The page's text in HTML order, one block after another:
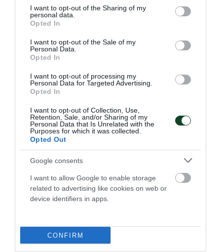
not limited to your visit or usage behaviour. You may click to
grant or deny consent to Google and its third-party tags to
use your data for below specified purposes in below Google
consent section.
I want to opt-out of the Sharing of my
personal data.
Opted In
I want to opt-out of the Sale of my
Personal Data.
Opted In
I want to opt-out of processing my
Personal Data for Targeted Advertising.
Opted In
I want to opt-out of Collection, Use,
Retention, Sale, and/or Sharing of my
Personal Data that Is Unrelated with the
Purposes for which it was collected.
Opted Out
Google consents
I want to allow Google to enable storage
related to advertising like cookies on web or
device identifiers in apps.
CONFIRM
Εύστοχα «τριφύλλια» στη Νίκαια
πρωτάθλημα της Νίκαιας με μετάλλια και καλά
πλασαρίσματα.
03.07.2023 ΑΚΑΔΗΜΙΑ ΤΟΞΟΒΟΛΙΑΣ
ΤΕΛΕΥΤΑΙΑ ΝΕΑ